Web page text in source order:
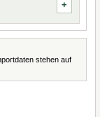
stehen auf